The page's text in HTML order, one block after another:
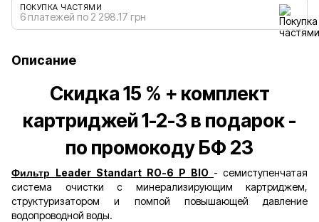
ПОКУПКА ЧАСТЯМИ
6 платежей по 2 298.17 грн
Описание
Скидка 15 % + комплект
картриджей 1-2-3 в подарок -
по промокоду БФ 23
Фильтр Leader Standart RO-6 P BIO - семиступенчатая
система очистки с минерализирующим картриджем,
структуризатором и помпой повышающей давление
водопроводной воды.